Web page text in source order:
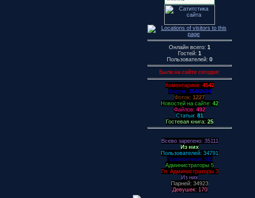
Онлайн всего: 1
Гостей: 1
Пользователей: 0
Были на сайте сегодня:
Коментариев: 4542
Форум: 354/2694
Фоток: 1227
Новостей на сайте: 42
Файлов: 492
Статьи: 81
Гостевая книга: 25
Всево зарегено: 35111
Из них
Пользователей: 34791
Проверенные 311
Администраторы 5
Гл. Администраторы 3
Из них
Парней: 34923
Девушек: 170